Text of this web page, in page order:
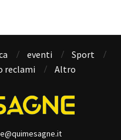
eventi
Sport
reclami Altro